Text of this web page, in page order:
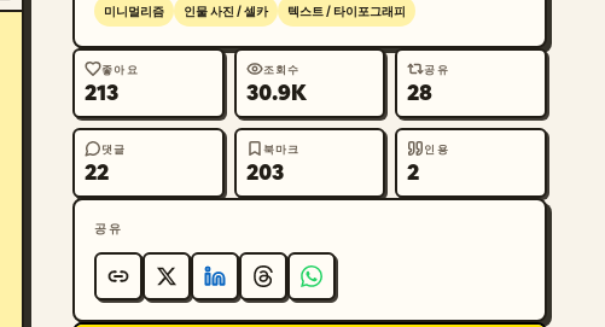
미니멀리즘 인물 사진 / 셀카 텍스트 / 타이포그래피
좋아요
213
조회수
30.9K
공유
28
댓글
22
북마크
203
인용
2
공유